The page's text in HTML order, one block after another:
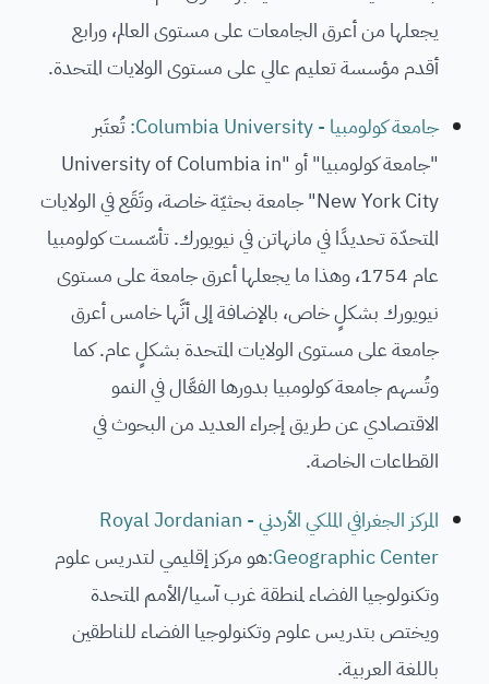
يجعلها من أعرق الجامعات على مستوى العالم، ورابع
أقدم مؤسسة تعليم عالي على مستوى الولايات المتحدة.
جامعة كولومبيا - Columbia University:
تُعتَبر
"جامعة كولومبيا" أو "University of Columbia in
New York City" جامعة بحثيّة خاصة، وتَقَع في الولايات
المتحدّة تحديدًا في مانهاتن في نيويورك. تأسّست كولومبيا
عام 1754، وهذا ما يجعلها أعرق جامعة على مستوى
نيويورك بشكلٍ خاص، بالإضافة إلى أنَّها خامس أعرق
جامعة على مستوى الولايات المتحدة بشكلٍ عام. كما
وتُسهم جامعة كولومبيا بدورها الفعَّال في النمو
الاقتصادي عن طريق إجراء العديد من البحوث في
القطاعات الخاصة.
المركز الجغرافي الملكي الأردني - Royal Jordanian
Geographic Center: هو مركز إقليمي لتدريس علوم
وتكنولوجيا الفضاء لمنطقة غرب آسيا/الأمم المتحدة
ويختص بتدريس علوم وتكنولوجيا الفضاء للناطقين
باللغة العربية.